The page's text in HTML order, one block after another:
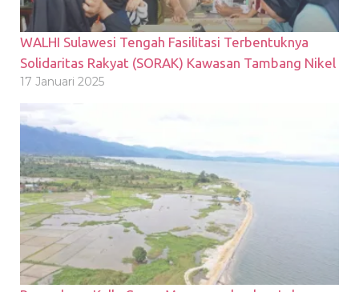
WALHI Sulawesi Tengah Fasilitasi Terbentuknya
Solidaritas Rakyat (SORAK) Kawasan Tambang Nikel
17 Januari 2025